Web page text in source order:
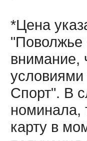
*Цена
"Поволжье
внимание,
условиями
Спорт". В
номинала,
карту в